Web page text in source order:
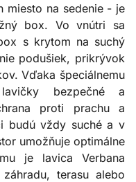
miesto na sedenie - je
box. Vo vnútri sa
s krytom na suchý
podušiek, prikrývok
Vďaka špeciálnemu
bezpečné a
proti prachu a
budú vždy suché a v
umožňuje optimálne
je lavica Verbana
terasu alebo